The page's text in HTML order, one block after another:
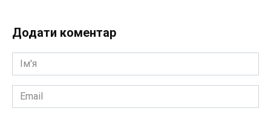
Додати коментар
Ім'я
*
Email
*